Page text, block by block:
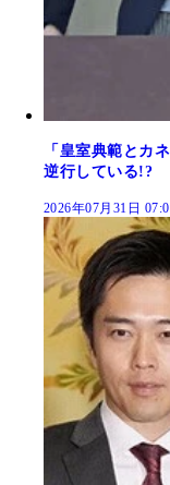
「皇室典範とカ
逆行している!?
2026年07月31日